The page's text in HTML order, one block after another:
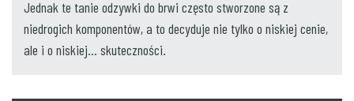
Jednak te tanie odzywki do brwi często stworzone są z
niedrogich komponentów, a to decyduje nie tylko o niskiej cenie,
ale i o niskiej… skuteczności.